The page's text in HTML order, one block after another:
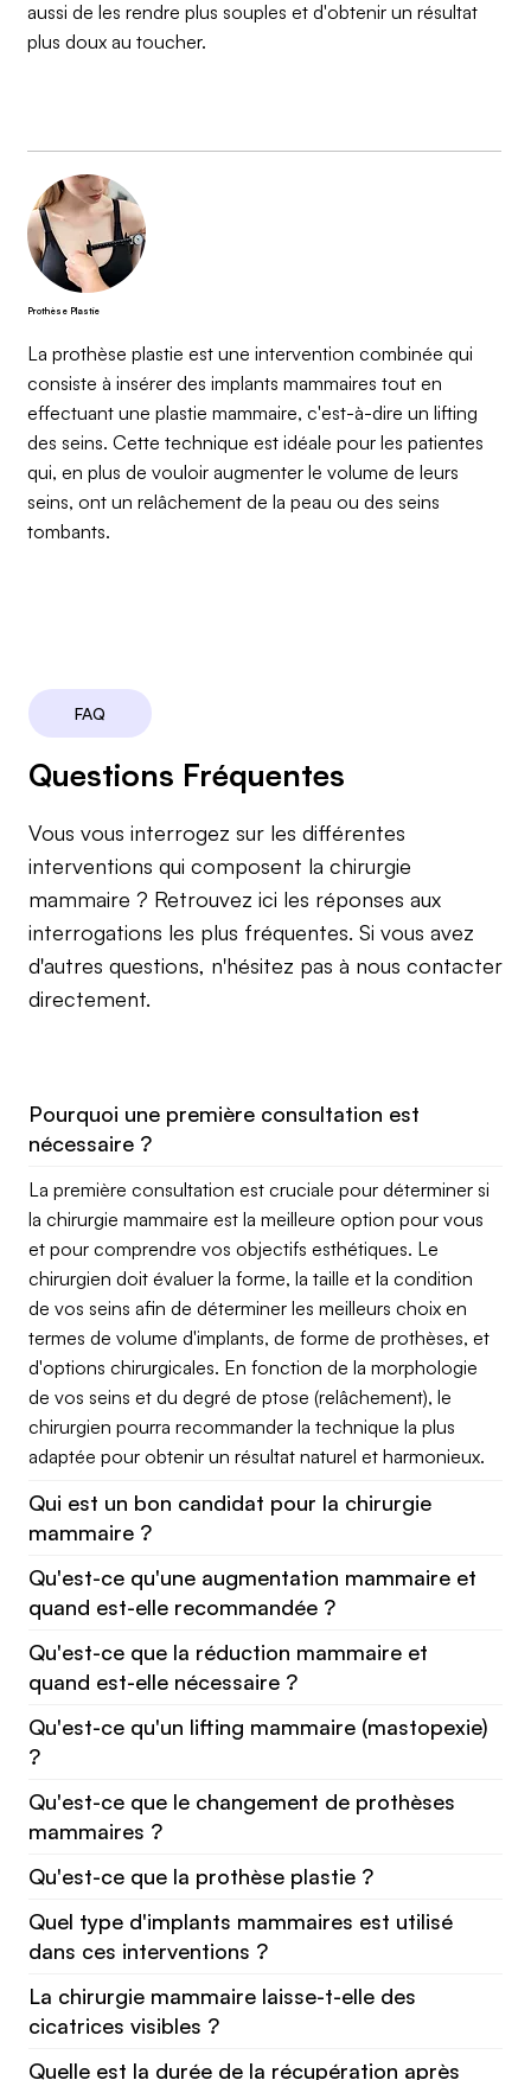
aussi de les rendre plus souples et d'obtenir un résultat
plus doux au toucher.
Prothèse Plastie
La prothèse plastie est une intervention combinée qui
consiste à insérer des implants mammaires tout en
effectuant une plastie mammaire, c'est-à-dire un lifting
des seins. Cette technique est idéale pour les patientes
qui, en plus de vouloir augmenter le volume de leurs
seins, ont un relâchement de la peau ou des seins
tombants.
FAQ
Questions Fréquentes
Vous vous interrogez sur les différentes
interventions qui composent la chirurgie
mammaire ? Retrouvez ici les réponses aux
interrogations les plus fréquentes. Si vous avez
d'autres questions, n'hésitez pas à nous contacter
directement.
Pourquoi une première consultation est
nécessaire ?
La première consultation est cruciale pour déterminer si
la chirurgie mammaire est la meilleure option pour vous
et pour comprendre vos objectifs esthétiques. Le
chirurgien doit évaluer la forme, la taille et la condition
de vos seins afin de déterminer les meilleurs choix en
termes de volume d'implants, de forme de prothèses, et
d'options chirurgicales. En fonction de la morphologie
de vos seins et du degré de ptose (relâchement), le
chirurgien pourra recommander la technique la plus
adaptée pour obtenir un résultat naturel et harmonieux.
Qui est un bon candidat pour la chirurgie
mammaire ?
Qu'est-ce qu'une augmentation mammaire et
quand est-elle recommandée ?
Qu'est-ce que la réduction mammaire et
quand est-elle nécessaire ?
Qu'est-ce qu'un lifting mammaire (mastopexie)
?
Qu'est-ce que le changement de prothèses
mammaires ?
Qu'est-ce que la prothèse plastie ?
Quel type d'implants mammaires est utilisé
dans ces interventions ?
La chirurgie mammaire laisse-t-elle des
cicatrices visibles ?
Quelle est la durée de la récupération après